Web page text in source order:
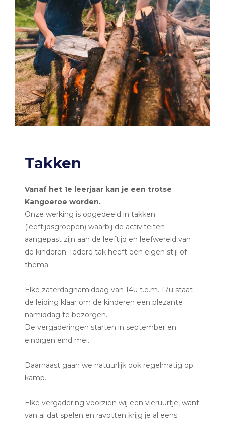
Takken
Vanaf het 1e leerjaar kan je een trotse
Kangoeroe worden.
Onze werking is opgedeeld in takken
(leeftijdsgroepen) waarbij de activiteiten
aangepast zijn aan de leeftijd en leefwereld van
de kinderen. Iedere tak heeft een eigen stijl of
thema.
Elke zaterdagnamiddag van 14u t.e.m. 17u staat
de leiding klaar om de kinderen een plezante
namiddag te bezorgen.
De vergaderingen starten in september en
eindigen eind mei.
Daarnaast gaan we natuurlijk ook regelmatig op
kamp.
Elke vergadering voorzien wij een vieruurtje, want
van al dat spelen en ravotten krijg je al eens